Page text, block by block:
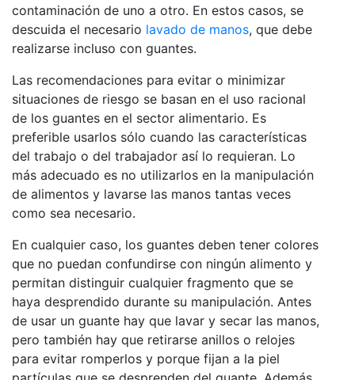
contaminación de uno a otro. En estos casos, se
descuida el necesario lavado de manos, que debe
realizarse incluso con guantes.
Las recomendaciones para evitar o minimizar
situaciones de riesgo se basan en el uso racional
de los guantes en el sector alimentario. Es
preferible usarlos sólo cuando las características
del trabajo o del trabajador así lo requieran. Lo
más adecuado es no utilizarlos en la manipulación
de alimentos y lavarse las manos tantas veces
como sea necesario.
En cualquier caso, los guantes deben tener colores
que no puedan confundirse con ningún alimento y
permitan distinguir cualquier fragmento que se
haya desprendido durante su manipulación. Antes
de usar un guante hay que lavar y secar las manos,
pero también hay que retirarse anillos o relojes
para evitar romperlos y porque fijan a la piel